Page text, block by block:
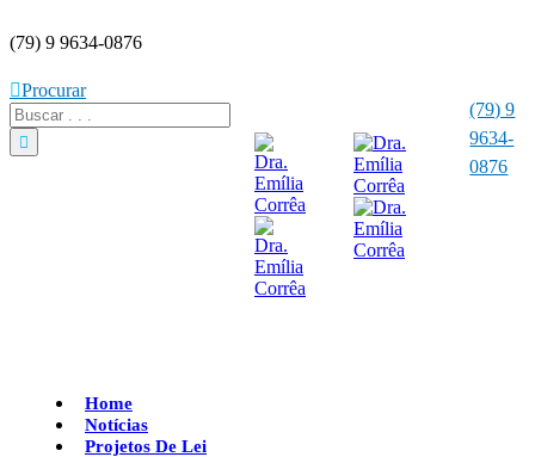
(79) 9 9634-0876
Procurar
(79) 9
9634-
0876
Home
Notícias
Projetos De Lei